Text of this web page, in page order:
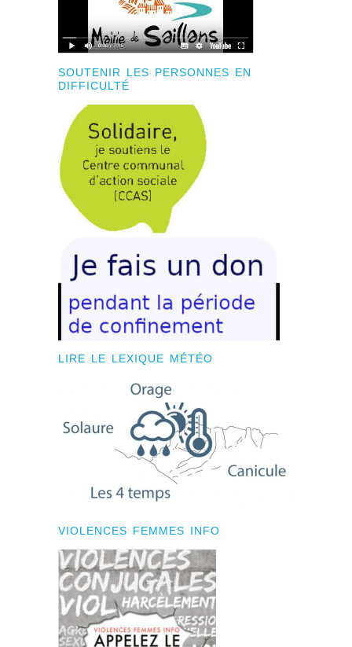
SOUTENIR LES PERSONNES EN
DIFFICULTÉ
LIRE LE LEXIQUE MÉTÉO
VIOLENCES FEMMES INFO